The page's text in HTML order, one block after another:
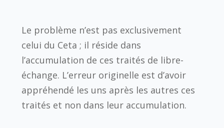
Le problème n’est pas exclusivement
celui du Ceta ; il réside dans
l’accumulation de ces traités de libre-
échange. L’erreur originelle est d’avoir
appréhendé les uns après les autres ces
traités et non dans leur accumulation.